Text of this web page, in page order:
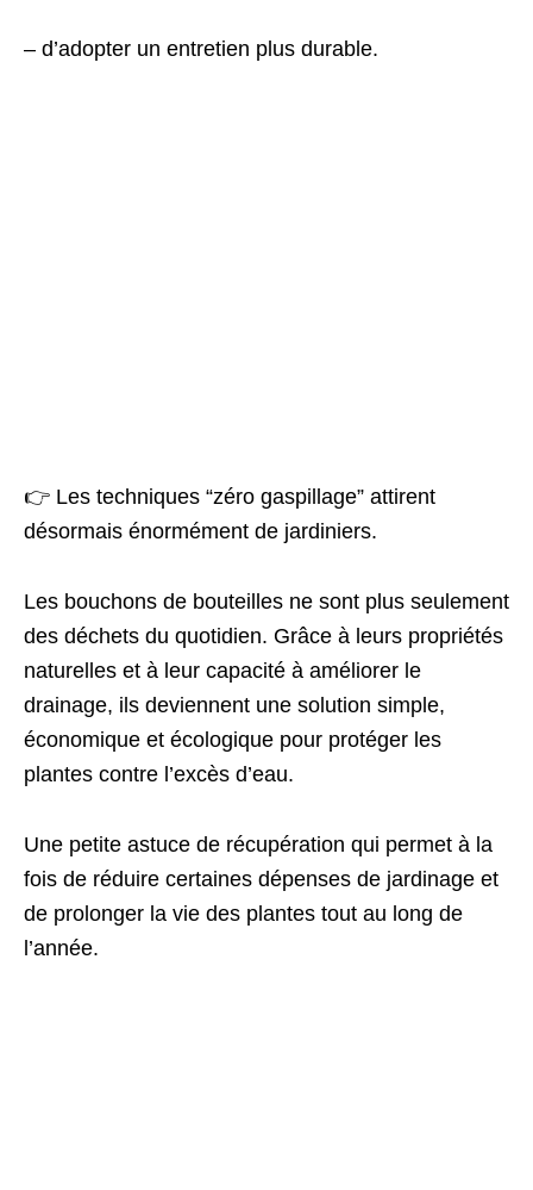
– d’adopter un entretien plus durable.
👉 Les techniques “zéro gaspillage” attirent
désormais énormément de jardiniers.
Les bouchons de bouteilles ne sont plus seulement
des déchets du quotidien. Grâce à leurs propriétés
naturelles et à leur capacité à améliorer le
drainage, ils deviennent une solution simple,
économique et écologique pour protéger les
plantes contre l’excès d’eau.
Une petite astuce de récupération qui permet à la
fois de réduire certaines dépenses de jardinage et
de prolonger la vie des plantes tout au long de
l’année.